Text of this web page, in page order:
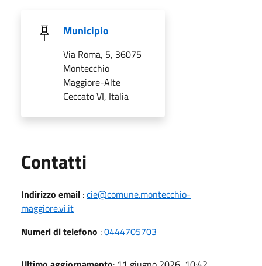
Municipio
Via Roma, 5, 36075
Montecchio
Maggiore-Alte
Ceccato VI, Italia
Contatti
Indirizzo email :cie@comune.montecchio-
maggiore.vi.it
Numeri di telefono :0444705703